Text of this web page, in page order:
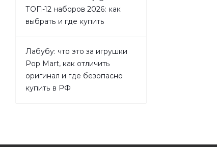
ТОП-12 наборов 2026: как
выбрать и где купить
Лабубу: что это за игрушки
Pop Mart, как отличить
оригинал и где безопасно
купить в РФ